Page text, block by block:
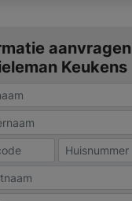
aanvragen
Keukens